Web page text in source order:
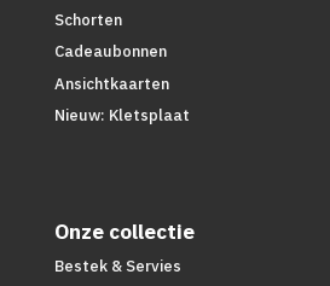
Schorten
Cadeaubonnen
Ansichtkaarten
Nieuw: Kletsplaat
Onze collectie
Bestek & Servies